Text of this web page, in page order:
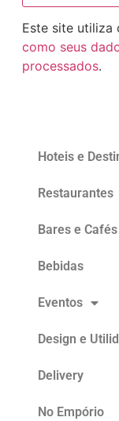
Este site utiliza
como seus
processados.
Hoteis e
Restaurantes
Bares e Cafés
Bebidas
Eventos
Design e
Delivery
No Empório